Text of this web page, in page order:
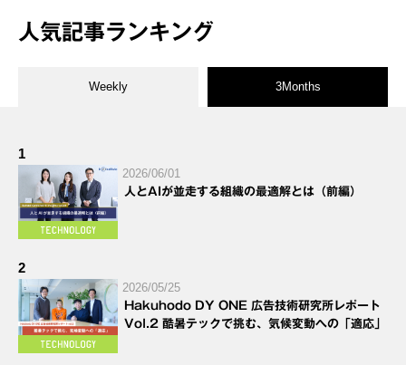
人気記事ランキング
Weekly 3Months
1
2026/06/01
人とAIが並走する組織の最適解とは（前編）
2
2026/05/25
Hakuhodo DY ONE 広告技術研究所レポート
Vol.2 酷暑テックで挑む、気候変動への「適応」